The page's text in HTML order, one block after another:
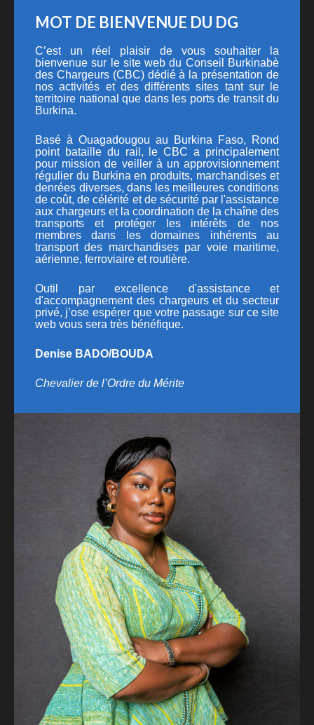
MOT DE BIENVENUE DU DG
C’est un réel plaisir de vous souhaiter la
bienvenue sur le site web du Conseil Burkinabè
des Chargeurs (CBC) dédié à la présentation de
nos activités et des différents sites tant sur le
territoire national que dans les ports de transit du
Burkina.
Basé à Ouagadougou au Burkina Faso, Rond
point bataille du rail, le CBC a principalement
pour mission de veiller à un approvisionnement
régulier du Burkina en produits, marchandises et
denrées diverses, dans les meilleures conditions
de coût, de célérité et de sécurité par l'assistance
aux chargeurs et la coordination de la chaîne des
transports et protéger les intérêts de nos
membres dans les domaines inhérents au
transport des marchandises par voie maritime,
aérienne, ferroviaire et routière.
Outil par excellence d'assistance et
d'accompagnement des chargeurs et du secteur
privé, j’ose espérer que votre passage sur ce site
web vous sera très bénéfique.
Denise BADO/BOUDA
Chevalier de l’Ordre du Mérite